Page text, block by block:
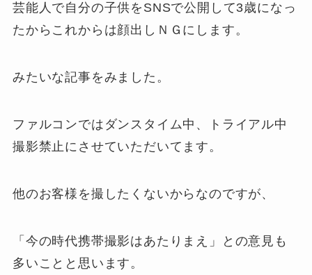
芸能人で自分の子供をSNSで公開して3歳になっ
たからこれからは顔出しＮＧにします。
みたいな記事をみました。
ファルコンではダンスタイム中、トライアル中
撮影禁止にさせていただいてます。
他のお客様を撮したくないからなのですが、
「今の時代携帯撮影はあたりまえ」との意見も
多いことと思います。